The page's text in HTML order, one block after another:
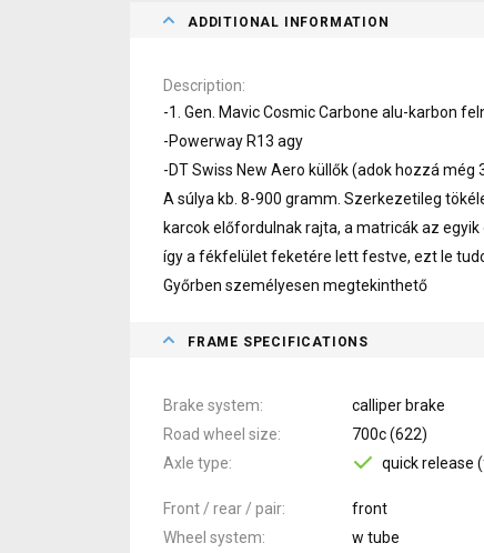
ADDITIONAL INFORMATION
Description
-1. Gen. Mavic Cosmic Carbone alu-karbon
-Powerway R13 agy
-DT Swiss New Aero küllők (adok hozzá még
A súlya kb. 8-900 gramm. Szerkezetileg
karcok előfordulnak rajta, a matricák az
így a fékfelület feketére lett festve, ezt le
Győrben személyesen megtekinthető
FRAME SPECIFICATIONS
Brake system
calliper brake
Road wheel size
700c (622)
Axle type
quick release
Front / rear / pair
front
Wheel system
w tube